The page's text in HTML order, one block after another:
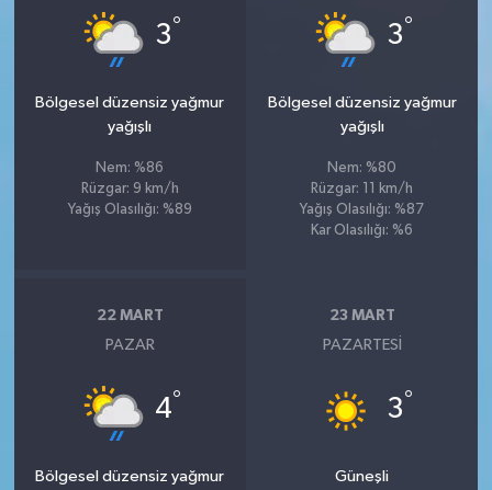
3°
Bölgesel düzensiz yağmur
yağışlı
Nem: %86
Rüzgar: 9 km/h
Yağış Olasılığı: %89
3°
Bölgesel düzensiz yağmur
yağışlı
Nem: %80
Rüzgar: 11 km/h
Yağış Olasılığı: %87
Kar Olasılığı: %6
22 MART
PAZAR
4°
Bölgesel düzensiz yağmur
23 MART
PAZARTESI
3°
Güneşli